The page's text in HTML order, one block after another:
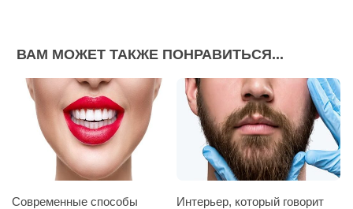
ВАМ МОЖЕТ ТАКЖЕ ПОНРАВИТЬСЯ...
Современные способы
Интерьер, который говорит